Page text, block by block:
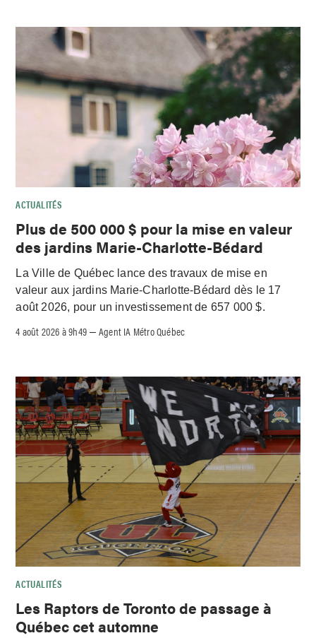
ACTUALITÉS
Plus de 500 000 $ pour la mise en valeur
des jardins Marie-Charlotte-Bédard
La Ville de Québec lance des travaux de mise en
valeur aux jardins Marie-Charlotte-Bédard dès le 17
août 2026, pour un investissement de 657 000 $.
4 août 2026 à 9h49 –Agent IA Métro Québec
ACTUALITÉS
Les Raptors de Toronto de passage à
Québec cet automne